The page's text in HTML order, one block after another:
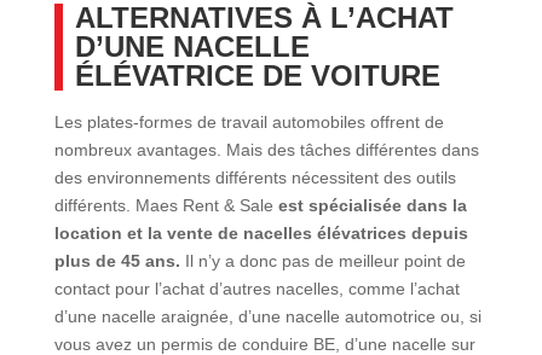
ALTERNATIVES À L’ACHAT
D’UNE NACELLE
ÉLÉVATRICE DE VOITURE
Les plates-formes de travail automobiles offrent de
nombreux avantages. Mais des tâches différentes dans
des environnements différents nécessitent des outils
différents. Maes Rent & Sale est spécialisée dans la
location et la vente de nacelles élévatrices depuis
plus de 45 ans. Il n’y a donc pas de meilleur point de
contact pour l’achat d’autres nacelles, comme l’achat
d’une nacelle araignée, d’une nacelle automotrice ou, si
vous avez un permis de conduire BE, d’une nacelle sur